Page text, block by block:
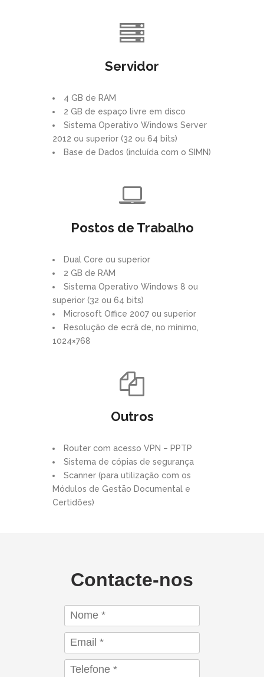
Servidor
4 GB de RAM
2 GB de espaço livre em disco
Sistema Operativo Windows Server
2012 ou superior (32 ou 64 bits)
Base de Dados (incluída com o SIMN)
Postos de Trabalho
Dual Core ou superior
2 GB de RAM
Sistema Operativo Windows 8 ou
superior (32 ou 64 bits)
Microsoft Office 2007 ou superior
Resolução de ecrã de, no mínimo,
1024×768
Outros
Router com acesso VPN – PPTP
Sistema de cópias de segurança
Scanner (para utilização com os
Módulos de Gestão Documental e
Certidões)
Contacte-nos